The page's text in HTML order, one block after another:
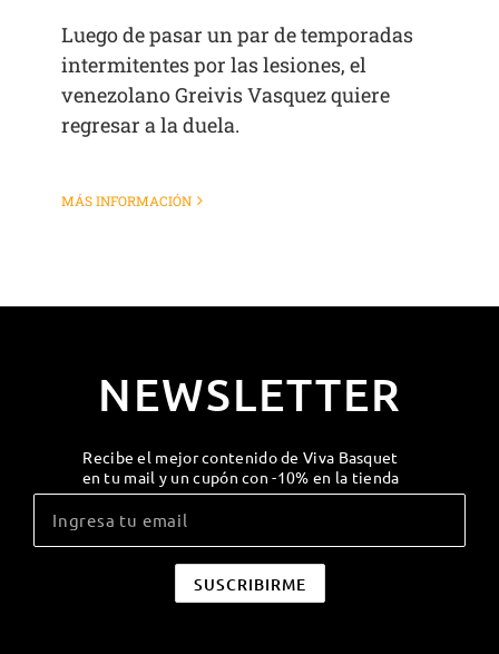
Luego de pasar un par de temporadas
intermitentes por las lesiones, el
venezolano Greivis Vasquez quiere
regresar a la duela.
MÁS INFORMACIÓN
NEWSLETTER
Recibe el mejor contenido de Viva Basquet
en tu mail y un cupón con -10% en la tienda